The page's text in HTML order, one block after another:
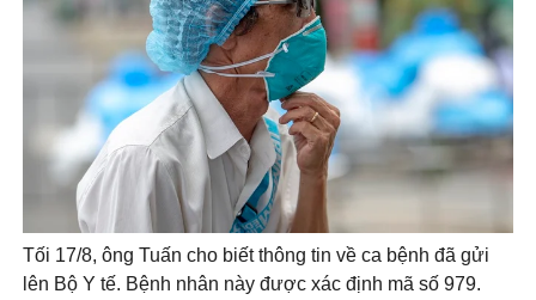
Tối 17/8, ông Tuấn cho biết thông tin về ca bệnh đã gửi
lên Bộ Y tế. Bệnh nhân này được xác định mã số 979.